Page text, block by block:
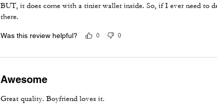
BUT, it does come with a tinier wallet inside. So, if I ever need to
there.
Was this review helpful? 0 0
Awesome
Great quality. Boyfriend loves it.